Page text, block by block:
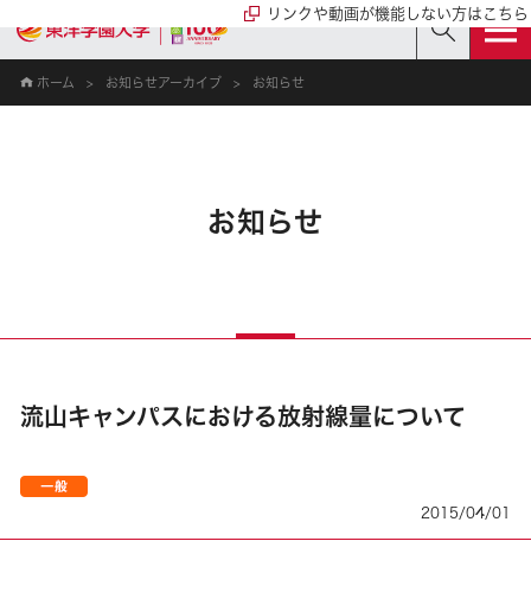
ホーム お知らせアーカイブ お知らせ
お知らせ
流山キャンパスにおける放射線量について
2015/04/01
リンクや動画が機能しない方はこちら